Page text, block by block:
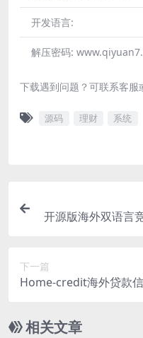
开发语言:
解压密码:
下载遇到问题？可联系客服
源码 理财 系统
开源版海外双语言
下一篇
Home-credit海外贷款
相关文章